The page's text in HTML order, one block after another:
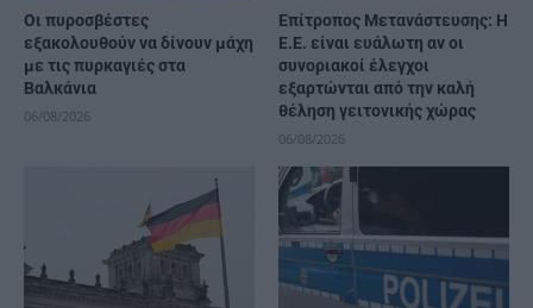
Οι πυροσβέστες
εξακολουθούν να δίνουν μάχη
με τις πυρκαγιές στα
Βαλκάνια
06/08/2026
Επίτροπος Μετανάστευσης: Η
Ε.Ε. είναι ευάλωτη αν οι
συνοριακοί έλεγχοι
εξαρτώνται από την καλή
θέληση γειτονικής χώρας
06/08/2026